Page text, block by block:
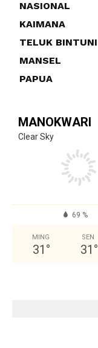
NASIONAL
KAIMANA
TELUK BINTUNI
MANSEL
PAPUA
MANOKWARI
Clear Sky
69 %
MING
31 °
SEN
31 °